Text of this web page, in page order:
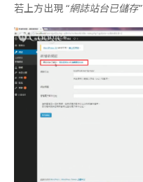
若上方出現 “網誌站台已儲存”